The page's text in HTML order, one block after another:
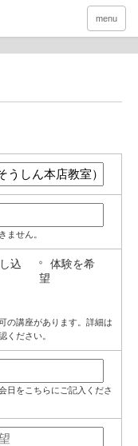
menu
ません。
込
体験を希
望
の講座があります。詳細は
ください。
日をこちらにご記入くださ